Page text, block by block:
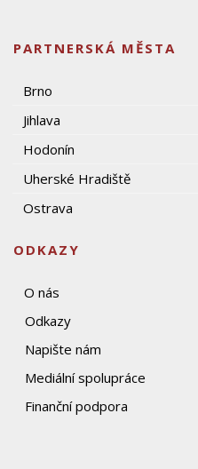
PARTNERSKÁ MĚSTA
Brno
Jihlava
Hodonín
Uherské Hradiště
Ostrava
ODKAZY
O nás
Odkazy
Napište nám
Mediální spolupráce
Finanční podpora